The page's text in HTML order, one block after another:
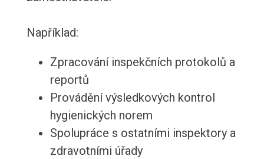
Například:
Zpracování inspekčních protokolů a
reportů
Provádění výsledkových kontrol
hygienických norem
Spolupráce s ostatními inspektory a
zdravotními úřady